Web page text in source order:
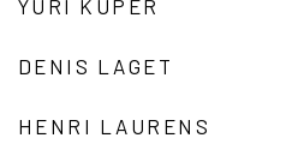
YURI KUPER
DENIS LAGET
HENRI LAURENS